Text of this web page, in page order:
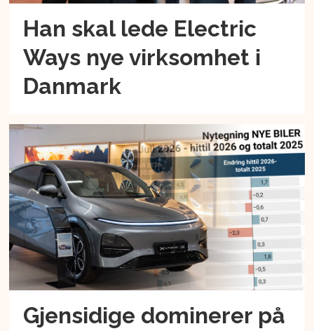
Han skal lede Electric
Ways nye virksomhet i
Danmark
Gjensidige dominerer på